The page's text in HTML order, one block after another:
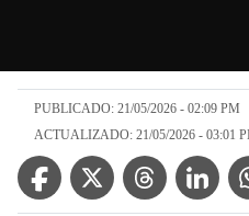
PUBLICADO: 21/05/2026 - 02:09 PM
ACTUALIZADO: 21/05/2026 - 03:01
Facebook IconTwitter IconThreads Icon
Linkedin